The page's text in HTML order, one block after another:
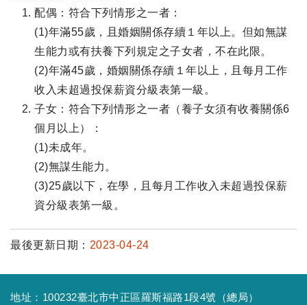
配偶：符合下列情形之一者：
(1)年滿55歲，且婚姻關係存續１年以上。但如無謀
生能力或有扶養下列規定之子女者，不在此限。
(2)年滿45歲，婚姻關係存續１年以上，且每月工作
收入未超過投保薪資分級表第一級。
子女：符合下列情形之一者（養子女須有收養關係6
個月以上）：
(1)未成年。
(2)無謀生能力。
(3)25歲以下，在學，且每月工作收入未超過投保薪
資分級表第一級。
最後更新日期： 2023-04-24
地址：100232臺北市中正區羅斯福路1段4號（總局）